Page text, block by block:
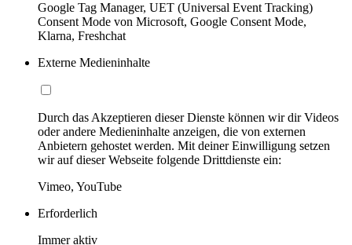
Google Tag Manager, UET (Universal Event Tracking)
Consent Mode von Microsoft, Google Consent Mode,
Klarna, Freshchat
Externe Medieninhalte
Durch das Akzeptieren dieser Dienste können wir dir Videos
oder andere Medieninhalte anzeigen, die von externen
Anbietern gehostet werden. Mit deiner Einwilligung setzen
wir auf dieser Webseite folgende Drittdienste ein:
Vimeo, YouTube
Erforderlich
Immer aktiv